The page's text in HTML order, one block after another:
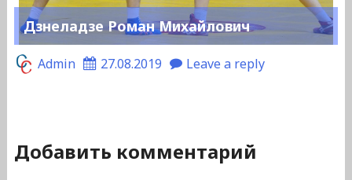
Дзнеладзе Роман Михайлович
Admin 27.08.2019 Leave a reply
Добавить комментарий